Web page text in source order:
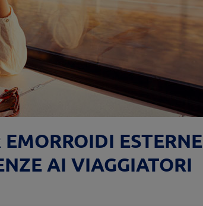
ESTERNE
AI VIAGGIATORI